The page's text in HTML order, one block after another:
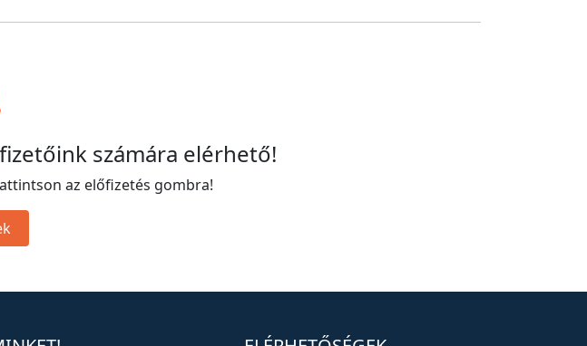
számára elérhető!
az előfizetés gombra!